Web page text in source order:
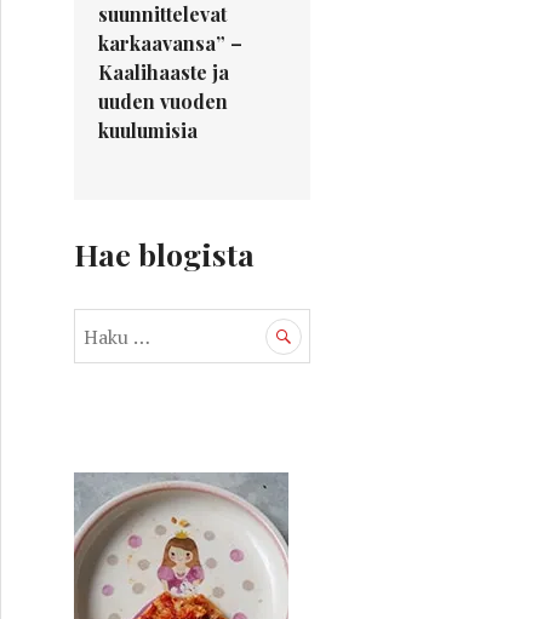
suunnittelevat
karkaavansa” –
Kaalihaaste ja
uuden vuoden
kuulumisia
Hae blogista